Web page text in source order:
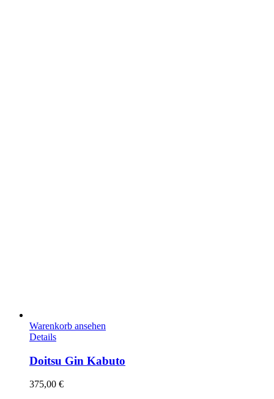
Warenkorb ansehen
Details
Doitsu Gin Kabuto
375,00 €